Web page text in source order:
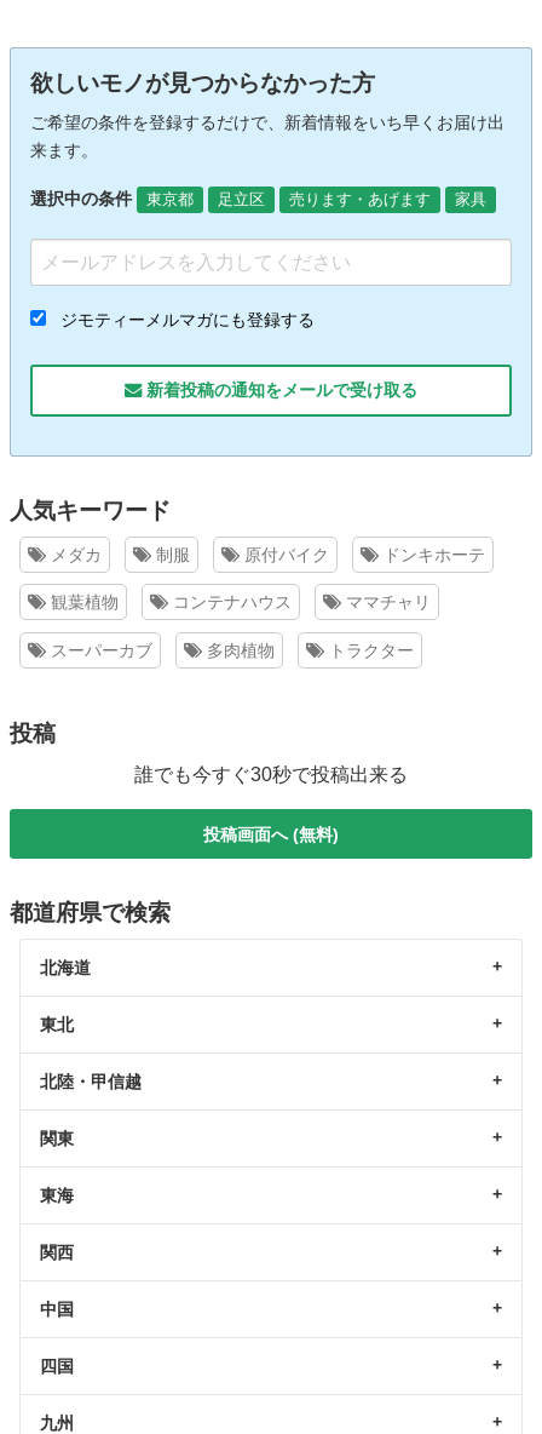
欲しいモノが見つからなかった方
ご希望の条件を登録するだけで、新着情報をいち早くお届け出
来ます。
選択中の条件 東京都 足立区 売ります・あげます 家具
ジモティーメルマガにも登録する
新着投稿の通知をメールで受け取る
人気キーワード
メダカ 制服 原付バイク ドンキホーテ
観葉植物 コンテナハウス ママチャリ
スーパーカブ 多肉植物 トラクター
投稿
誰でも今すぐ30秒で投稿出来る
投稿画面へ (無料)
都道府県で検索
北海道
東北
北陸・甲信越
関東
東海
関西
中国
四国
九州